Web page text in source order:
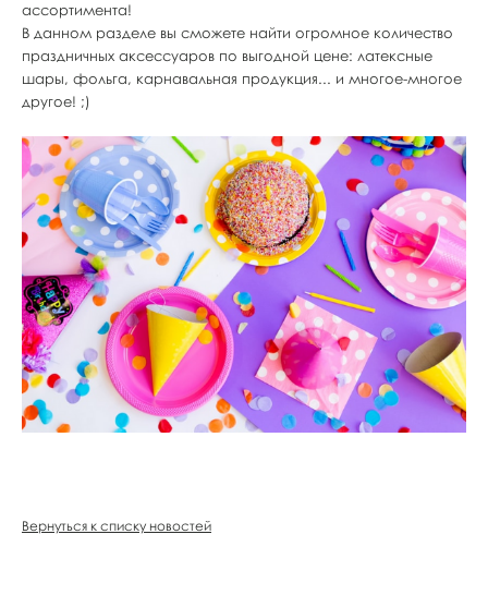
ассортимента!
В данном разделе вы сможете найти огромное количество
праздничных аксессуаров по выгодной цене: латексные
шары, фольга, карнавальная продукция... и многое-многое
другое! ;)
Вернуться к списку новостей